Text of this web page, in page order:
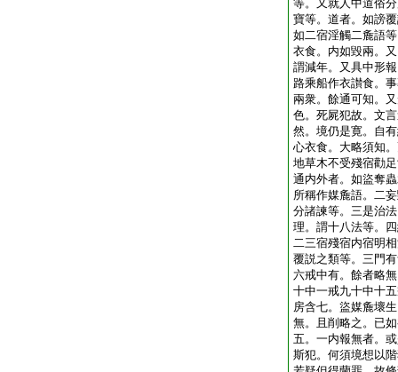
等。又就人中道俗
寶等。道者。如謗
如二宿淫觸二麁語
衣食。内如毀兩。
謂減年。又具中形
路乘船作衣讃食。
兩衆。餘通可知。
色。死屍犯故。文
然。境仍是寛。自
心衣食。大略須知
地草木不受殘宿勸
通内外者。如盜奪
所稱作媒麁語。二
分諸諫等。三是治
理。謂十八法等。
二三宿殘宿内宿明
覆説之類等。三門
六戒中有。餘者略
十中一戒九十中十
房含七。盜媒麁壞
無。且削略之。已
五。一内報無者。
斯犯。何須境想以